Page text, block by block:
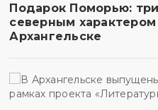
Подарок Поморью:
северным
Архангельске